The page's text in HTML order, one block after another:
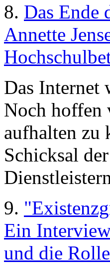
8. Das Ende
Annette
Das Internet
Noch hoffen
aufhalten zu
Schicksal
9.
Ein
und die